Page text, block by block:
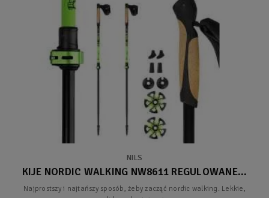
NILS
KIJE NORDIC WALKING NW8611 REGULOWANE...
Najprostszy i najtańszy sposób, żeby zacząć nordic walking. Lekkie,